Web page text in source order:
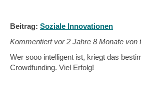
Beitrag: Soziale Innovationen
Kommentiert vor2 Jahre 8 Monate von
Wer sooo intelligent ist, kriegt das
Crowdfunding. Viel Erfolg!